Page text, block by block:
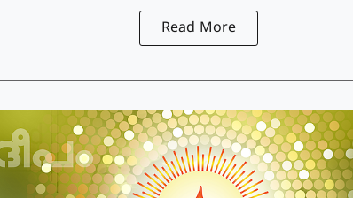
Read More